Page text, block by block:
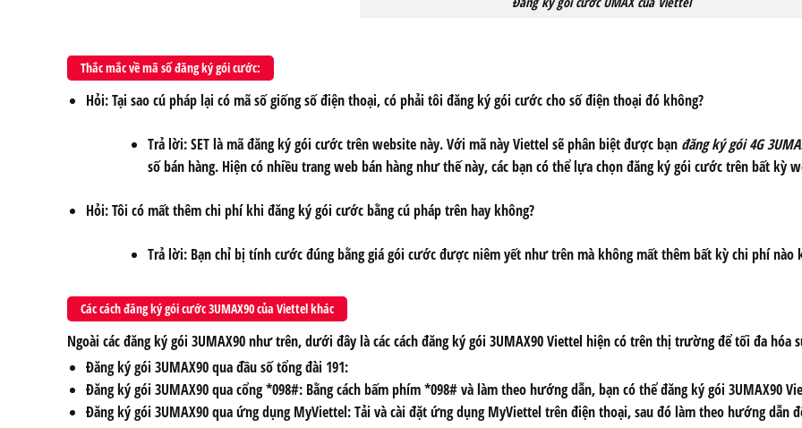
Thắc mắc về mã số đăng ký gói cước:
Hỏi: Tại sao cú pháp lại có mã số giống số điện thoại, có phải tôi đăng ký gói cước cho số điện thoại đó không?
Trả lời:SETlàmã đăng ký gói cước trên website này. Với mã này Viettel sẽ phân biệt được bạn đăng ký gói 4G
số bán hàng. Hiện có nhiều trang web bán hàng như thế này, các bạn có thể lựa chọn đăng ký gói cước trên bất kỳ
Hỏi: Tôi có mất thêm chi phí khi đăng ký gói cước bằng cú pháp trên hay không?
Trả lời: Bạn chỉ bị tính cước đúng bằng giá gói cước được niêm yết như trên mà không mất thêm bất kỳ chi phí nào
Các cách đăng ký gói cước 3UMAX90 của Viettel khác
Ngoài các đăng ký gói 3UMAX90 như trên, dưới đây là các cách đăng ký gói 3UMAX90 Viettel hiện có trên thị trường để tối đa hóa
Đăng ký gói 3UMAX90 qua đầu số tổng đài 191:
Đăng ký gói 3UMAX90 qua cổng *098#: Bằng cách bấm phím *098# và làm theo hướng dẫn, bạn có thể đăng ký gói 3UMAX90
Đăng ký gói 3UMAX90 qua ứng dụng MyViettel: Tải và cài đặt ứng dụng MyViettel trên điện thoại, sau đó làm theo hướng dẫn